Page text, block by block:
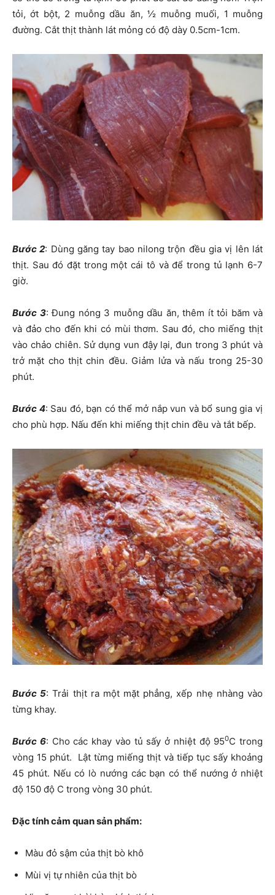
tỏi, ớt bột, 2 muỗng dầu ăn, ½ muỗng muối, 1 muỗng
đường. Cắt thịt thành lát mỏng có độ dày 0.5cm-1cm.
Bước 2: Dùng găng tay bao nilong trộn đều gia vị lên lát
thịt. Sau đó đặt trong một cái tô và để trong tủ lạnh 6-7
giờ.
Bước 3: Đung nóng 3 muỗng dầu ăn, thêm ít tỏi băm và
và đảo cho đến khi có mùi thơm. Sau đó, cho miếng thịt
vào chảo chiên. Sử dụng vun đậy lại, đun trong 3 phút và
trở mặt cho thịt chin đều. Giảm lửa và nấu trong 25-30
phút.
Bước 4: Sau đó, bạn có thể mở nắp vun và bổ sung gia vị
cho phù hợp. Nấu đến khi miếng thịt chin đều và tắt bếp.
Bước 5: Trải thịt ra một mặt phẳng, xếp nhẹ nhàng vào
từng khay.
Bước 6: Cho các khay vào tủ sấy ở nhiệt độ 950C trong
vòng 15 phút. Lật từng miếng thịt và tiếp tục sấy khoảng
45 phút. Nếu có lò nướng các bạn có thể nướng ở nhiệt
độ 150 độ C trong vòng 30 phút.
Đặc tính cảm quan sản phẩm:
Màu đỏ sậm của thịt bò khô
Mùi vị tự nhiên của thịt bò